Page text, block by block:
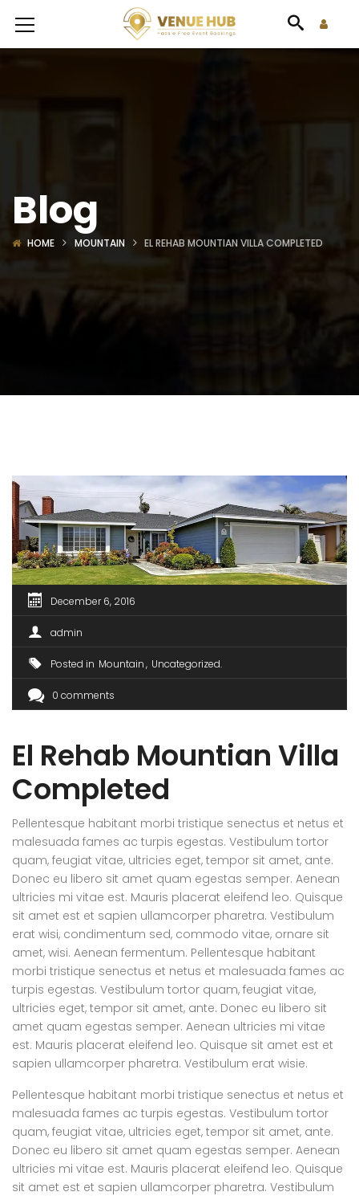
Blog
HOME MOUNTAIN EL REHAB MOUNTIAN VILLA COMPLETED
December 6, 2016
admin
Posted in Mountain Uncategorized
0 comments
El Rehab Mountian Villa
Completed
Pellentesque habitant morbi tristique senectus et netus et
malesuada fames ac turpis egestas. Vestibulum tortor
quam, feugiat vitae, ultricies eget, tempor sit amet, ante.
Donec eu libero sit amet quam egestas semper. Aenean
ultricies mi vitae est. Mauris placerat eleifend leo. Quisque
sit amet est et sapien ullamcorper pharetra. Vestibulum
erat wisi, condimentum sed, commodo vitae, ornare sit
amet, wisi. Aenean fermentum. Pellentesque habitant
morbi tristique senectus et netus et malesuada fames ac
turpis egestas. Vestibulum tortor quam, feugiat vitae,
ultricies eget, tempor sit amet, ante. Donec eu libero sit
amet quam egestas semper. Aenean ultricies mi vitae
est. Mauris placerat eleifend leo. Quisque sit amet est et
sapien ullamcorper pharetra. Vestibulum erat wisie.
Pellentesque habitant morbi tristique senectus et netus et
malesuada fames ac turpis egestas. Vestibulum tortor
quam, feugiat vitae, ultricies eget, tempor sit amet, ante.
Donec eu libero sit amet quam egestas semper. Aenean
ultricies mi vitae est. Mauris placerat eleifend leo. Quisque
sit amet est et sapien ullamcorper pharetra. Vestibulum